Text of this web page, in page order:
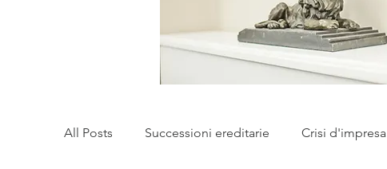
All Posts Successioni ereditarie Crisi d'impresa